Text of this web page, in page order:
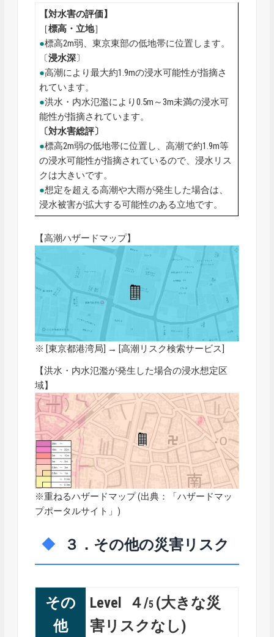
【対水害の評価】
［標高・立地］
●標高2m弱、東京東部の低地帯に位置します。
〔浸水深〕
●高潮により最大約1.9mの浸水可能性が指摘さ
れています。
●洪水・内水氾濫により0.5m～3m未満の浸水可
能性が指摘されています。
〔対水害総評〕
●標高2m弱の低地帯に位置し、高潮で約1.9m等
の浸水可能性が指摘されているので、浸水リス
クは大きいです。
●想定を超える高潮や大雨が発生した場合は、
浸水被害が拡大する可能性のある立地です。
【高潮ハザードマップ】
※ [東京都港湾局] → [高潮リスク検索サービス]
【洪水・内水氾濫が発生した場合の浸水想定区
域】
※重ねるハザードマップ (出典：「ハザードマッ
プポータルサイト 」)
３．その他の災害リスク
その
他
Level ４/5 (大きな災
害リスクなし)